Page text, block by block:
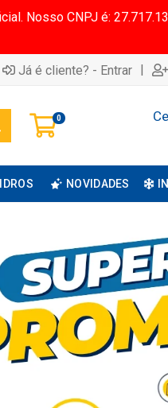
Nosso CNPJ é:
Já é cliente? - Entrar |
0
NOVIDADES